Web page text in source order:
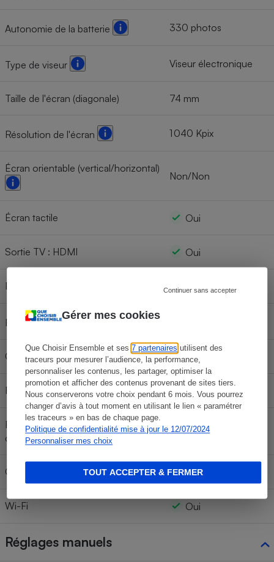
Gérer mes cookies
Que Choisir Ensemble et ses7 partenaires utilisent des
traceurs pour mesurer l’audience, la performance,
personnaliser les contenus, les partager, optimiser la
promotion et afficher des contenus provenant de sites tiers.
Nous conserverons votre choix pendant 6 mois. Vous pourrez
changer d’avis à tout moment en utilisant le lien « paramétrer
les traceurs » en bas de chaque page.
Politique de confidentialité mise à jour le 12/07/2024
Personnaliser mes choix
Continuer sans accepter
TOUT ACCEPTER & FERMER
Autonomie de la batterie 330 photos
Type de viseur Viseur électronique
Taille de l'écran (diagonale) 74 mm
Résolution de l'écran 1 040 Kpix
Écran orientable (vertical/horizontal)
Non/Non
Écran tactile Oui
Sortie TV : HDMI Oui
Prise de vue en rafale Oui
Formats d'image
Griffe pour flash externe Oui
Résistance à l'eau Non
Résistance aux chocs (hauteur de
chute)
Non
Capteur GPS intégré Non
Wi-Fi Oui
Réglages manuels